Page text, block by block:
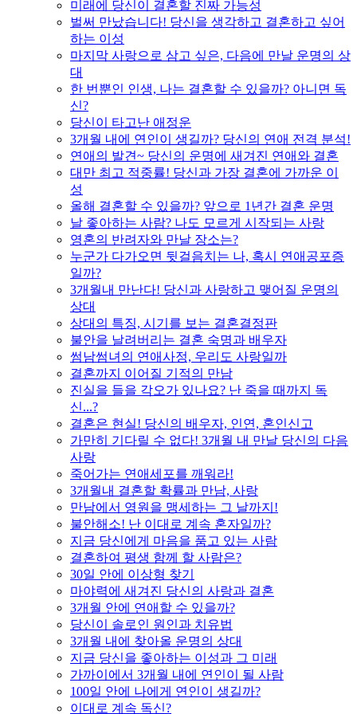
미래에 당신이 결혼할 진짜 가능성
벌써 만났습니다! 당신을 생각하고 결혼하고 싶어
하는 이성
마지막 사랑으로 삼고 싶은, 다음에 만날 운명의 상
대
한 번뿐인 인생, 나는 결혼할 수 있을까? 아니면 독
신?
당신이 타고난 애정운
3개월 내에 연인이 생길까? 당신의 연애 전격 분석!
연애의 발견~ 당신의 운명에 새겨진 연애와 결혼
대만 최고 적중률! 당신과 가장 결혼에 가까운 이
성
올해 결혼할 수 있을까? 앞으로 1년간 결혼 운명
날 좋아하는 사람? 나도 모르게 시작되는 사랑
영혼의 반려자와 만날 장소는?
누군가 다가오면 뒷걸음치는 나, 혹시 연애공포증
일까?
3개월내 만난다! 당신과 사랑하고 맺어질 운명의
상대
상대의 특징, 시기를 보는 결혼결정판
불안을 날려버리는 결혼 숙명과 배우자
썸남썸녀의 연애사정, 우리도 사랑일까
결혼까지 이어질 기적의 만남
진실을 들을 각오가 있나요? 난 죽을 때까지 독
신...?
결혼은 현실! 당신의 배우자, 인연, 혼인신고
가만히 기다릴 수 없다! 3개월 내 만날 당신의 다음
사랑
죽어가는 연애세포를 깨워라!
3개월내 결혼할 확률과 만남, 사랑
만남에서 영원을 맹세하는 그 날까지!
불안해소! 난 이대로 계속 혼자일까?
지금 당신에게 마음을 품고 있는 사람
결혼하여 평생 함께 할 사람은?
30일 안에 이상형 찾기
마야력에 새겨진 당신의 사랑과 결혼
3개월 안에 연애할 수 있을까?
당신이 솔로인 원인과 치유법
3개월 내에 찾아올 운명의 상대
지금 당신을 좋아하는 이성과 그 미래
가까이에서 3개월 내에 연인이 될 사람
100일 안에 나에게 연인이 생길까?
이대로 계속 독신?